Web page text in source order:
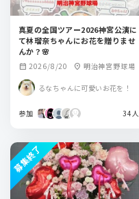
真夏の全国ツアー2026神宮公演に
て林瑠奈ちゃんにお花を贈りませ
んか？🌸
calendar_month 2026/8/20 location_on 明治神宮野球場
るなちゃんに可愛いお花を！
参加 34人
募集終了